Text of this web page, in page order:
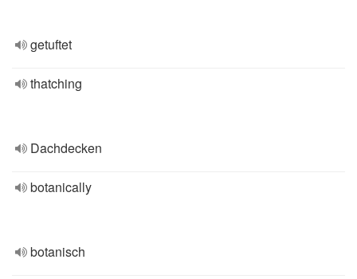
getuftet
thatching
Dachdecken
botanically
botanisch